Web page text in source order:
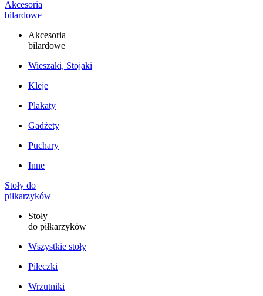
Akcesoria
bilardowe
Akcesoria
bilardowe
Wieszaki, Stojaki
Kleje
Plakaty
Gadźety
Puchary
Inne
Stoły do
piłkarzyków
Stoły
do piłkarzyków
Wszystkie stoły
Piłeczki
Wrzutniki